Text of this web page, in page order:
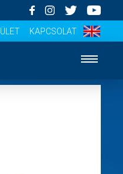
KAPCSOLAT